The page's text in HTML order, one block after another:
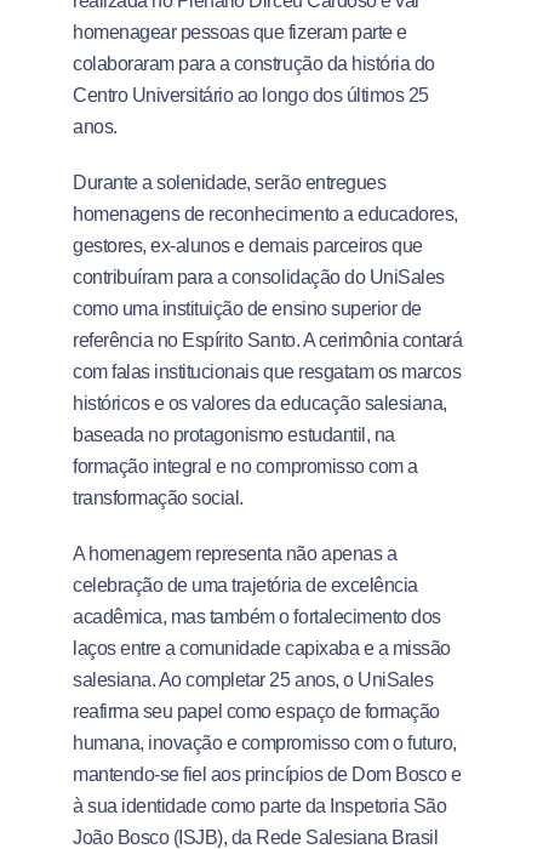
homenagear pessoas que fizeram parte e
colaboraram para a construção da história do
Centro Universitário ao longo dos últimos 25
anos.
Durante a solenidade, serão entregues
homenagens de reconhecimento a educadores,
gestores, ex-alunos e demais parceiros que
contribuíram para a consolidação do UniSales
como uma instituição de ensino superior de
referência no Espírito Santo. A cerimônia contará
com falas institucionais que resgatam os marcos
históricos e os valores da educação salesiana,
baseada no protagonismo estudantil, na
formação integral e no compromisso com a
transformação social.
A homenagem representa não apenas a
celebração de uma trajetória de excelência
acadêmica, mas também o fortalecimento dos
laços entre a comunidade capixaba e a missão
salesiana. Ao completar 25 anos, o UniSales
reafirma seu papel como espaço de formação
humana, inovação e compromisso com o futuro,
mantendo-se fiel aos princípios de Dom Bosco e
à sua identidade como parte da Inspetoria São
João Bosco (ISJB), da Rede Salesiana Brasil